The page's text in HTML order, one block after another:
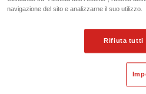
navigazione del sito e analizzarne il suo utilizzo.
Rifiuta tutti